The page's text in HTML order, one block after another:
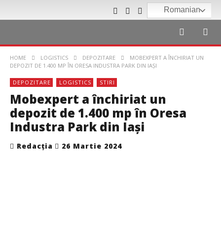
Romanian
HOME LOGISTICS DEPOZITARE
MOBEXPERT A ÎNCHIRIAT UN
DEPOZIT DE 1.400 MP ÎN ORESA INDUSTRA PARK DIN IAȘI
DEPOZITARE LOGISTICS STIRI
Mobexpert a închiriat un
depozit de 1.400 mp în Oresa
Industra Park din Iași
Redacția 26 Martie 2024